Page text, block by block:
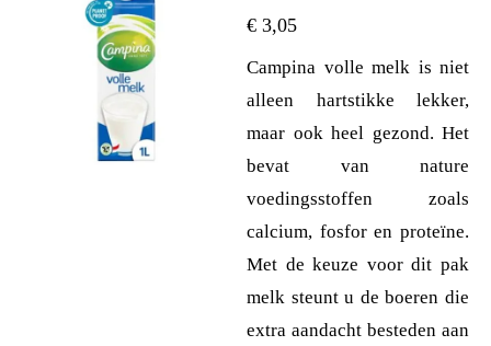
€ 3,05
Campina volle melk is niet
alleen hartstikke lekker,
maar ook heel gezond. Het
bevat van nature
voedingsstoffen zoals
calcium, fosfor en proteïne.
Met de keuze voor dit pak
melk steunt u de boeren die
extra aandacht besteden aan